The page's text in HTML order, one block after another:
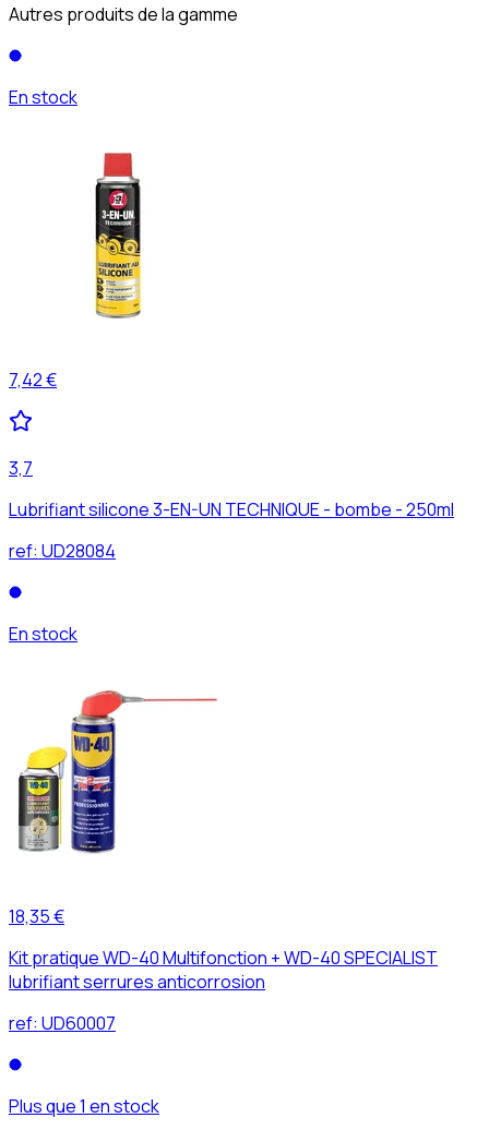
Autres produits de la gamme
En stock
7,42 €
3,7
Lubrifiant silicone 3-EN-UN TECHNIQUE - bombe - 250ml
ref: UD28084
En stock
18,35 €
Kit pratique WD-40 Multifonction + WD-40 SPECIALIST
lubrifiant serrures anticorrosion
ref: UD60007
Plus que 1 en stock